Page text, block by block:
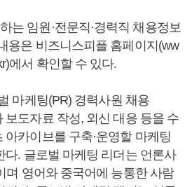
는 임원·전문직·경력직 채용정보
용은 비즈니스피플 홈페이지(ww
에서 확인할 수 있다.
마케팅(PR) 경력사원 채용
보도자료 작성, 외신 대응 등을 수
아카이브를 구축·운영할 마케팅
다. 글로벌 마케팅 리더는 언론사
며 영어와 중국어에 능통한 사람